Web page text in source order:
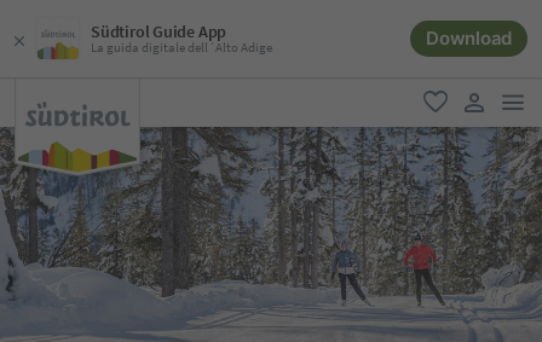
Südtirol Guide App
La guida digitale dell´Alto Adige Download
favoriti
user link